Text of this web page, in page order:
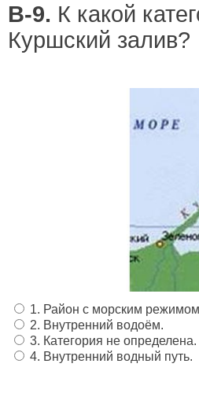
В-9. К какой
Куршский залив?
1. Район с морским
2. Внутренний водоём.
3. Категория не определена.
4. Внутренний водный путь.